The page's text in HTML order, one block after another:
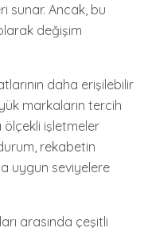
sunar. Ancak, bu
değişim
daha erişilebilir
markaların tercih
işletmeler
rekabetin
uygun seviyelere
arasında çeşitli